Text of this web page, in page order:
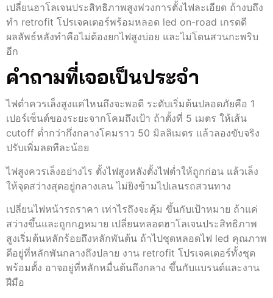
เปลี่ยนฮาโลเจนประสิทธิภาพสูงพ่วงการตั้งไฟละเอียด ถ้างบถึง
ทำ retrofit โปรเจคเตอร์พร้อมหลอด led on-road เกรดดี
ผลลัพธ์หลังทำคือไม่ต้องยกไฟสูงบ่อย และไม่โดนสวนกะพริบ
อีก
คำถามที่เจอเป็นประจำ
ไฟต่ำควรเล็งสูงแค่ไหนถึงจะพอดี ระดับเริ่มต้นปลอดภัยคือ 1
เปอร์เซ็นต์ของระยะจากโคมถึงเป้า ถ้าตั้งที่ 5 เมตร ให้เส้น
cutoff ต่ำกว่ากึ่งกลางโคมราว 50 มิลลิเมตร แล้วลองขับจริง
ปรับเพิ่มลดทีละน้อย
ไฟสูงควรเล็งอย่างไร ตั้งไฟสูงหลังตั้งไฟต่ำให้ถูกก่อน แล้วเล็ง
ให้จุดสว่างสุดอยู่กลางเลน ไม่ยิงข้ามไปเลนรถสวนทาง
เปลี่ยนไฟหน้ารถราคา เท่าไรถึงจะคุ้ม ขึ้นกับเป้าหมาย ถ้าแค่
สว่างขึ้นและถูกกฎหมาย เปลี่ยนหลอดฮาโลเจนประสิทธิภาพ
สูงเริ่มต้นหลักร้อยถึงหลักพันต้น ถ้าไปชุดหลอดไฟ led คุณภาพ
ดีอยู่ที่หลักพันกลางถึงปลาย งาน retrofit โปรเจคเตอร์ทั้งชุด
พร้อมตั้ง อาจอยู่ที่หลักหมื่นต้นถึงกลาง ขึ้นกับแบรนด์และงาน
ฝีมือ